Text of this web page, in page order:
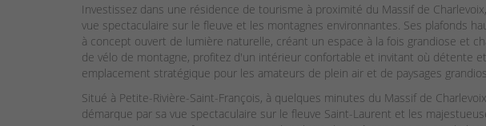
Investissez dans une résidence de tourisme à proximité du Massif de
vue spectaculaire sur le fleuve et les montagnes environnantes. Ses plafonds
à concept ouvert de lumière naturelle, créant un espace à la fois grandiose et
de vélo de montagne, profitez d'un intérieur confortable et invitant où détente
emplacement stratégique pour les amateurs de plein air et de paysages
Situé à Petite-Rivière-Saint-François, à quelques minutes du Massif de
démarque par sa vue spectaculaire sur le fleuve Saint-Laurent et les